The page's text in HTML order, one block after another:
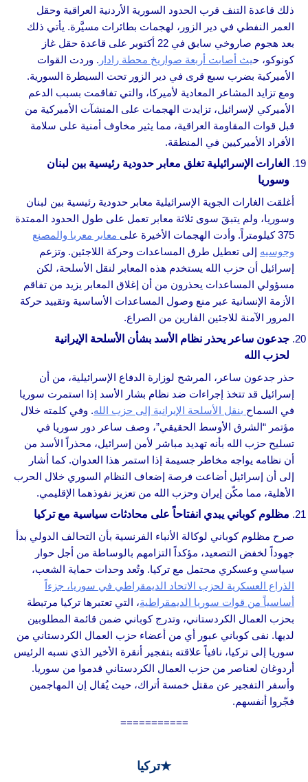
ذلك قاعدة التنف قرب الحدود السورية الأردنية العراقية وحقل
العمر النفطي في دير الزور، لهجمات بطائرات مسيَّرة. يأتي ذلك
بعد هجوم صاروخي سابق في 22 أكتوبر على قاعدة حقل غاز
كونوكو، حيث أصابت أربعة صواريخ محطة رادار . وردت القوات
الأميركية بضرب سبع قرى في دير الزور تحت السيطرة السورية.
ومع تزايد المشاعر المعادية لأميركا، والتي تفاقمت بسبب الدعم
الأميركي لإسرائيل، تزايدت الهجمات على المنشآت الأميركية من
قبل قوات المقاومة العراقية، مما يثير مخاوف أمنية على سلامة
الأفراد الأميركيين في المنطقة.
الغارات الإسرائيلية تغلق معابر حدودية رئيسية بين لبنان
وسوريا
أغلقت الغارات الجوية الإسرائيلية معابر حدودية رئيسية بين لبنان
وسوريا، ولم يتبقَ سوى ثلاثة معابر تعمل على طول الحدود الممتدة
375 كيلومتراً. وأدت الهجمات الأخيرة على
معابر معربا والمصنع
وجوسيه إلى تعطيل طرق المساعدات وحركة اللاجئين. وتزعم
إسرائيل أن حزب الله يستخدم هذه المعابر لنقل الأسلحة، لكن
مسؤولي المساعدات يحذرون من أن إغلاق المعابر يزيد من تفاقم
الأزمة الإنسانية عبر منع وصول المساعدات الأساسية وتقييد حركة
المرور الآمنة للاجئين الفارين من الصراع.
جدعون ساعر يحذر نظام الأسد بشأن الأسلحة الإيرانية
لحزب الله
حذر جدعون ساعر، المرشح لوزارة الدفاع الإسرائيلية، من أن
إسرائيل قد تتخذ إجراءات ضد نظام بشار الأسد إذا استمرت سوريا
في السماح بنقل الأسلحة الإيرانية إلى حزب الله. وفي كلمته خلال
مؤتمر “الشرق الأوسط الحقيقي”، وصف ساعر دور سوريا في
تسليح حزب الله بأنه تهديد مباشر لأمن إسرائيل، محذراً الأسد من
أن نظامه يواجه مخاطر جسيمة إذا استمر هذا العدوان. كما أشار
إلى أن إسرائيل أضاعت فرصة إضعاف النظام السوري خلال الحرب
الأهلية، مما مكّن إيران وحزب الله من تعزيز نفوذهما الإقليمي.
مظلوم كوباني يبدي انفتاحاً على محادثات سياسية مع تركيا
صرح مظلوم كوباني لوكالة الأنباء الفرنسية بأن التحالف الدولي بدأ
جهوداً لخفض التصعيد، مؤكداً التزامهم بالوساطة من أجل حوار
سياسي وعسكري محتمل مع تركيا. وتُعد وحدات حماية الشعب،
الذراع العسكرية لحزب الاتحاد الديمقراطي في سوريا، جزءاً
أساسياً من قوات سوريا الديمقراطية، التي تعتبرها تركيا مرتبطة
بحزب العمال الكردستاني، وتدرج كوباني ضمن قائمة المطلوبين
لديها. نفى كوباني عبور أي من أعضاء حزب العمال الكردستاني من
سوريا إلى تركيا، نافياً علاقته بتفجير أنقرة الأخير الذي نسبه الرئيس
أردوغان لعناصر من حزب العمال الكردستاني قدموا من سوريا.
وأسفر التفجير عن مقتل خمسة أتراك، حيث يُقال إن المهاجمين
فجّروا أنفسهم.
===========
★تركيا